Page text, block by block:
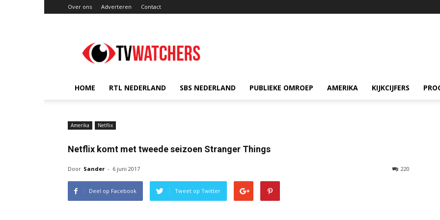
Over ons Adverteren Contact
HOME RTL NEDERLAND SBS NEDERLAND PUBLIEKE OMROEP AMERIKA KIJKCIJFERS
Amerika Netflix
Netflix komt met tweede seizoen Stranger Things
Door Sander - 6 juni 2017 220
Deel op Facebook Tweet op Twitter